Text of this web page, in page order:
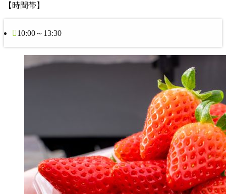
【時間帯】
10:00～13:30